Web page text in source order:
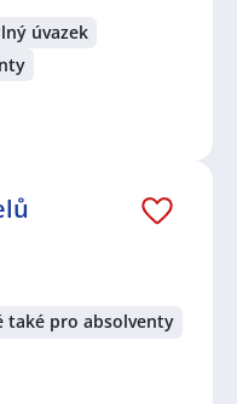
úvazek
také pro absolventy